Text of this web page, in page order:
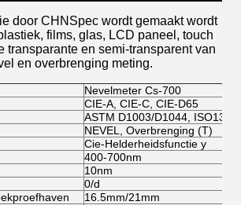
door CHNSpec wordt gemaakt wordt
films, glas, LCD paneel, touch
transparante en semi-transparent van
en overbrenging meting.
Nevelmeter Cs-700
CIE-A, CIE-C, CIE-D65
ASTM D1003/D1044,
NEVEL, Overbrenging (T)
Cie-Helderheidsfunctie y
400-700nm
10nm
0/d
16.5mm/21mm